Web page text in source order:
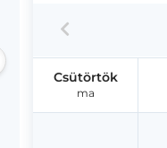
Csütörtök
ma